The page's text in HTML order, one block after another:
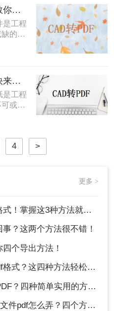
也占
件转
人士
换为
种常
掌握
cad如何导出清晰的pdf？教你二个实用方法！
是工程
的工
文件
性，
文
达和
要。
以下
为清
做好的cad怎么转pdf图？快来看看这三种方法！
是工程
或缺
、查
选择
式）
呢？
转换
4 >
更多 >
掌握这3种方法就可以
？这两个方法很不错！
个导出方法！
？这四种方法轻松转换！
四种简单实用的方法推荐
么弄？四个方法帮你搞定！